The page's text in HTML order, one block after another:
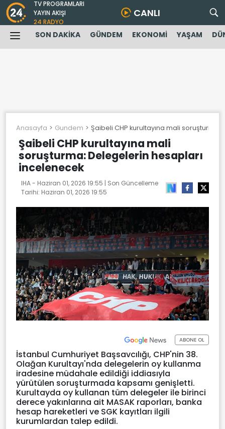
TV PROGRAMLARI
YAYIN AKIŞI
24 RADYO
CANLI
SON DAKİKA GÜNDEM EKONOMİ YAŞAM
Anasayfa Gundem Şaibeli CHP kurultayına mali
Şaibeli CHP kurultayına mali
soruşturma: Delegelerin hesapları
incelenecek
IHA - Haziran 01, 2026 19:55 | Son Güncelleme
Tarihi: Haziran 01, 2026 19:55
ABONE OL
İstanbul Cumhuriyet Başsavcılığı, CHP'nin 38.
Olağan Kurultayı'nda delegelerin oy kullanma
iradesine müdahale edildiği iddiasıyla
yürütülen soruşturmada kapsamı genişletti.
Kurultayda oy kullanan tüm delegeler ile birinci
derece yakınlarına ait MASAK raporları, banka
hesap hareketleri ve SGK kayıtları ilgili
kurumlardan talep edildi.